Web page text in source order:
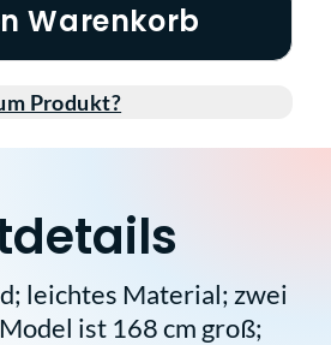
Warenkorb
Produkt?
leichtes Material; zwei
ist 168 cm groß;